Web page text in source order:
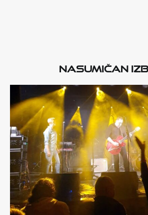
Nasumičan